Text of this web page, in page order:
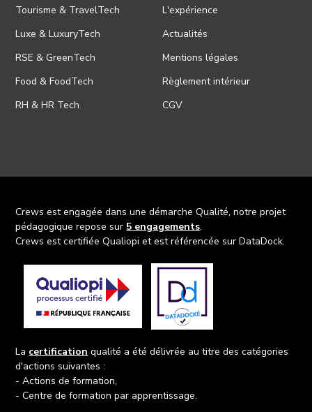
Tourisme & TravelTech
Luxe & LuxuryTech
RSE & GreenTech
Food & FoodTech
RH & HR Tech
L'expérience
Actualités
Mentions légales
Règlement intérieur
CGV
Crews est engagée dans une démarche Qualité, notre projet
pédagogique repose sur 5 engagements.
Crews est certifiée Qualiopi et est référencée sur DataDock.
La certification qualité a été délivrée au titre des catégories
d'actions suivantes :
- Actions de formation,
- Centre de formation par apprentissage.